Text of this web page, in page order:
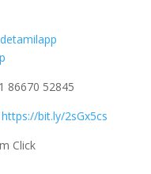
86670 52845
https://bit.ly/2sGx5cs
Click